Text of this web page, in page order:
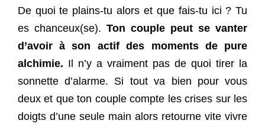
De quoi te plains-tu alors et que fais-tu ici ? Tu
es chanceux(se). Ton couple peut se vanter
d’avoir à son actif des moments de pure
alchimie. Il n’y a vraiment pas de quoi tirer la
sonnette d’alarme. Si tout va bien pour vous
deux et que ton couple compte les crises sur les
doigts d’une seule main alors retourne vite vivre